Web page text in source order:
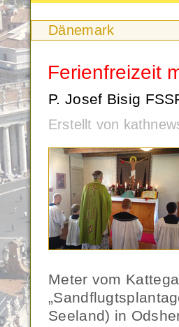
Dänemark
Ferienfreizeit
P. Josef Bisig
Erstellt von
Meter vom
Seeland) in